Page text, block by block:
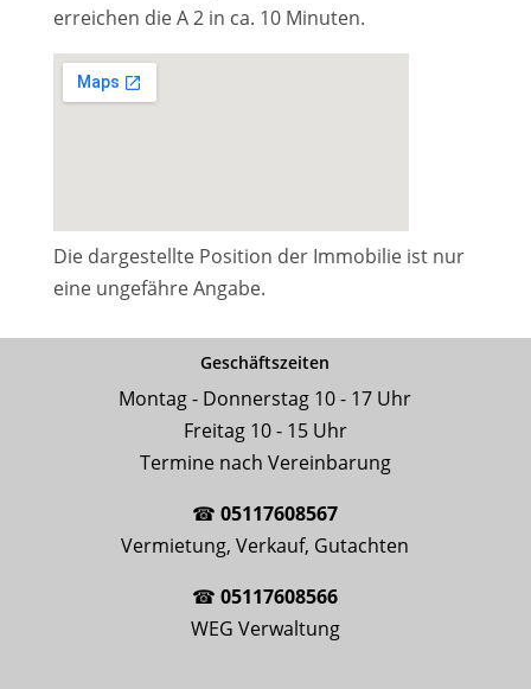
erreichen die A 2 in ca. 10 Minuten.
Die dargestellte Position der Immobilie ist nur
eine ungefähre Angabe.
Geschäftszeiten
Montag - Donnerstag 10 - 17 Uhr
Freitag 10 - 15 Uhr
Termine nach Vereinbarung
☎05117608567
Vermietung, Verkauf, Gutachten
☎05117608566
WEG Verwaltung